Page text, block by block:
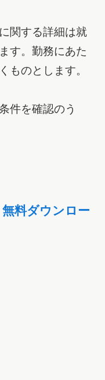
関する詳細は就
す。勤務にあた
ものとします。
件を確認のう
無料ダウンロー